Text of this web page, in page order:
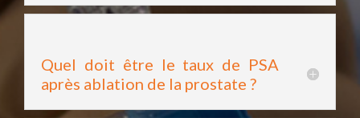
Quel doit être le taux de PSA
après ablation de la prostate ?